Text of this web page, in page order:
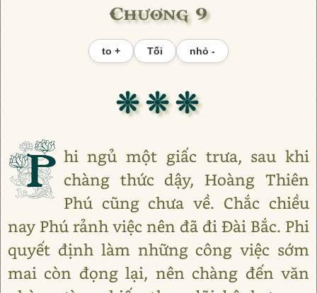
Chương 9
to + Tối nhỏ -
❊ ❊ ❊
P hi ngủ một giấc trưa, sau khi
chàng thức dậy, Hoàng Thiên
Phú cũng chưa về. Chắc chiều
nay Phú rảnh việc nên đã đi Đài Bắc. Phi
quyết định làm những công việc sớm
mai còn đọng lại, nên chàng đến văn